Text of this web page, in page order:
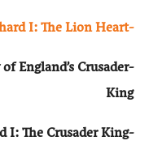
-History Makers Richard I: The Lion Heart
England’s Crusader
King
-Richard I: The Crusader King